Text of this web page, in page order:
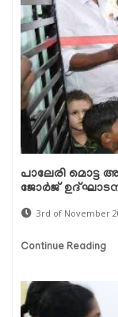
പാലേരി മൊട്ട
ജോർജ്
3rd of November
Continue Reading